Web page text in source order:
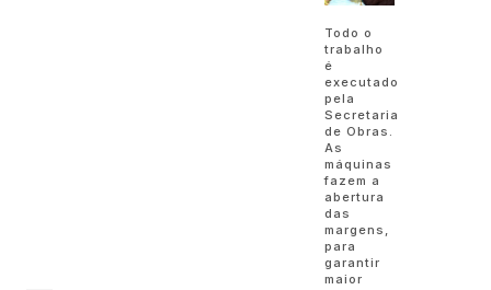
Todo o
trabalho
é
executado
pela
Secretaria
de Obras.
As
máquinas
fazem a
abertura
das
margens,
para
garantir
maior